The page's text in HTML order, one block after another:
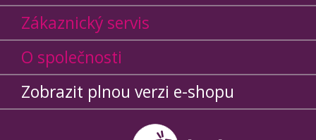
Zákaznický servis
O společnosti
Zobrazit plnou verzi e-shopu